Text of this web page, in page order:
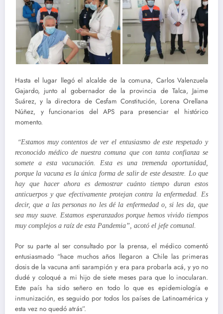
Hasta el lugar llegó el alcalde de la comuna, Carlos Valenzuela
Gajardo, junto al gobernador de la provincia de Talca, Jaime
Suárez, y la directora de Cesfam Constitución, Lorena Orellana
Núñez, y funcionarios del APS para presenciar el histórico
momento.
“Estamos muy contentos de ver el entusiasmo de este respetado y
reconocido médico de nuestra comuna que con tanta confianza se
somete a esta vacunación. Esta es una tremenda oportunidad,
porque la vacuna es la única forma de salir de este desastre. Lo que
hay que hacer ahora es demostrar cuánto tiempo duran estos
anticuerpos y que efectivamente protejan contra la enfermedad. Es
decir, que a las personas no les dé la enfermedad o, si les da, que
sea muy suave. Estamos esperanzados porque hemos vivido tiempos
muy complejos a raíz de esta Pandemia”, acotó el jefe comunal.
Por su parte al ser consultado por la prensa, el médico comentó
entusiasmado “hace muchos años llegaron a Chile las primeras
dosis de la vacuna anti sarampión y era para probarla acá, y yo no
dudé y coloqué a mi hijo de siete meses para que lo inocularan.
Este país ha sido señero en todo lo que es epidemiología e
inmunización, es seguido por todos los países de Latinoamérica y
esta vez no quedó atrás”.